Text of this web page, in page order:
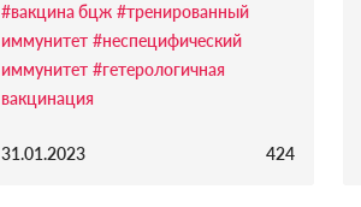
#вакцина бцж #тренированный
иммунитет #неспецифический
иммунитет #гетерологичная
вакцинация
31.01.2023 424